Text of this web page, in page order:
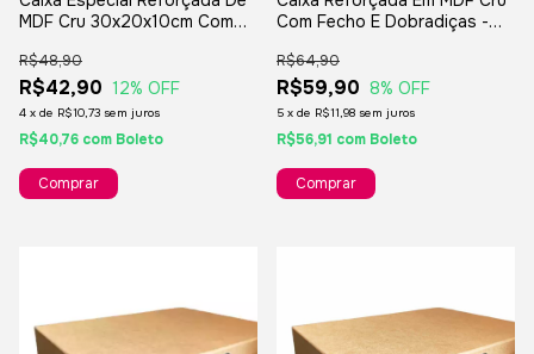
MDF Cru 30x20x10cm Com
R$42,90
R$48,90
12% OFF
4 x de R$10,73 sem juros
R$40,76 com Boleto
Com Fecho E Dobradiças -
R$59,90
R$64,90
8% OFF
5 x de R$11,98 sem juros
R$56,91 com Boleto